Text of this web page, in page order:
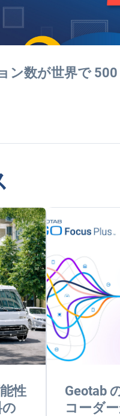
ン数が世界で 500
性
Geotab
コーダ